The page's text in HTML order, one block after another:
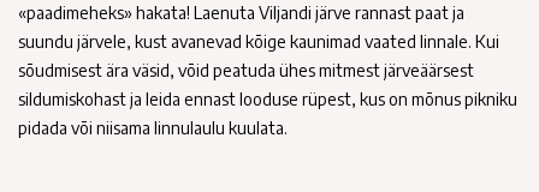
«paadimeheks» hakata! Laenuta Viljandi järve rannast paat ja
suundu järvele, kust avanevad kõige kaunimad vaated linnale. Kui
sõudmisest ära väsid, võid peatuda ühes mitmest järveäärsest
sildumiskohast ja leida ennast looduse rüpest, kus on mõnus pikniku
pidada või niisama linnulaulu kuulata.